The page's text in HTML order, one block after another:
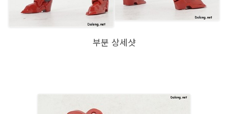
부분 상세샷